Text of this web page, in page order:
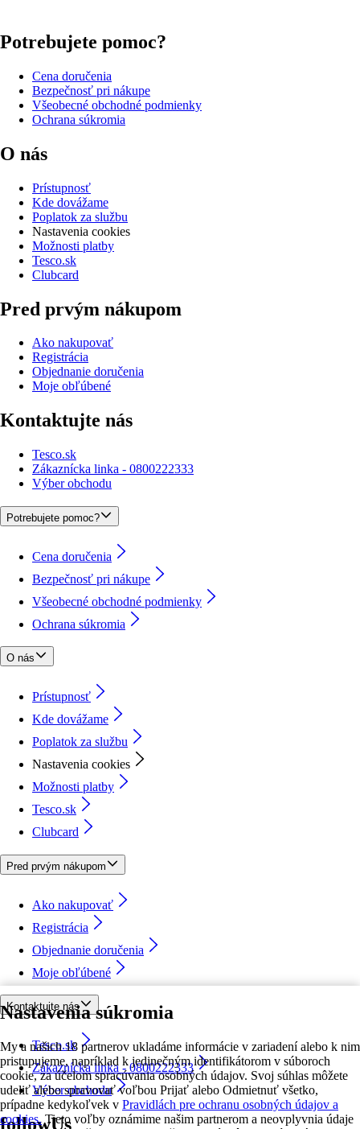
Nastavenia súkromia
My a našich 18 partnerov ukladáme informácie v zariadení alebo k nim
pristupujeme, napríklad k jedinečným identifikátorom v súboroch
cookie, za účelom spracúvania osobných údajov. Svoj súhlas môžete
udeliť alebo spravovať voľbou Prijať alebo Odmietnuť všetko,
prípadne kedykoľvek v Pravidlách pre ochranu osobných údajov a
cookies. Tieto voľby oznámime našim partnerom a neovplyvnia údaje
Potrebujete pomoc?
Cena doručenia
Bezpečnosť pri nákupe
Všeobecné obchodné podmienky
Ochrana súkromia
O nás
Prístupnosť
Kde dovážame
Poplatok za službu
Nastavenia cookies
Možnosti platby
Tesco.sk
Clubcard
Pred prvým nákupom
Ako nakupovať
Registrácia
Objednanie doručenia
Moje obľúbené
Kontaktujte nás
Tesco.sk
Zákaznícka linka - 0800222333
Výber obchodu
Potrebujete pomoc?
Cena doručenia
Bezpečnosť pri nákupe
Všeobecné obchodné podmienky
Ochrana súkromia
O nás
Prístupnosť
Kde dovážame
Poplatok za službu
Nastavenia cookies
Možnosti platby
Tesco.sk
Clubcard
Pred prvým nákupom
Ako nakupovať
Registrácia
Objednanie doručenia
Moje obľúbené
Kontaktujte nás
Tesco.sk
Zákaznícka linka - 0800222333
Výber obchodu
followUs